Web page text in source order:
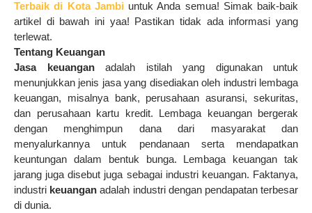
Terbaik di Kota Jambi untuk Anda semua! Simak baik-baik
artikel di bawah ini yaa! Pastikan tidak ada informasi yang
terlewat.
Tentang Keuangan
Jasa keuangan adalah istilah yang digunakan untuk
menunjukkan jenis jasa yang disediakan oleh industri lembaga
keuangan, misalnya bank, perusahaan asuransi, sekuritas,
dan perusahaan kartu kredit. Lembaga keuangan bergerak
dengan menghimpun dana dari masyarakat dan
menyalurkannya untuk pendanaan serta mendapatkan
keuntungan dalam bentuk bunga. Lembaga keuangan tak
jarang juga disebut juga sebagai industri keuangan. Faktanya,
industri keuanganadalah industri dengan pendapatan terbesar
di dunia.